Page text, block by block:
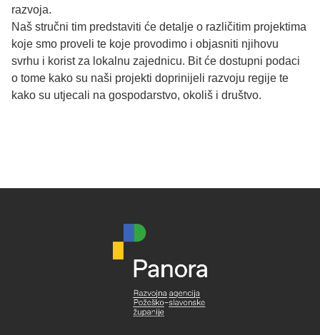
razvoja.
Naš stručni tim predstaviti će detalje o različitim projektima
koje smo proveli te koje provodimo i objasniti njihovu
svrhu i korist za lokalnu zajednicu. Bit će dostupni podaci
o tome kako su naši projekti doprinijeli razvoju regije te
kako su utjecali na gospodarstvo, okoliš i društvo.